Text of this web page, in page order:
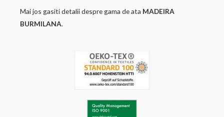
Mai jos gasiti detalii despre gama de ata MADEIRA
BURMILANA.